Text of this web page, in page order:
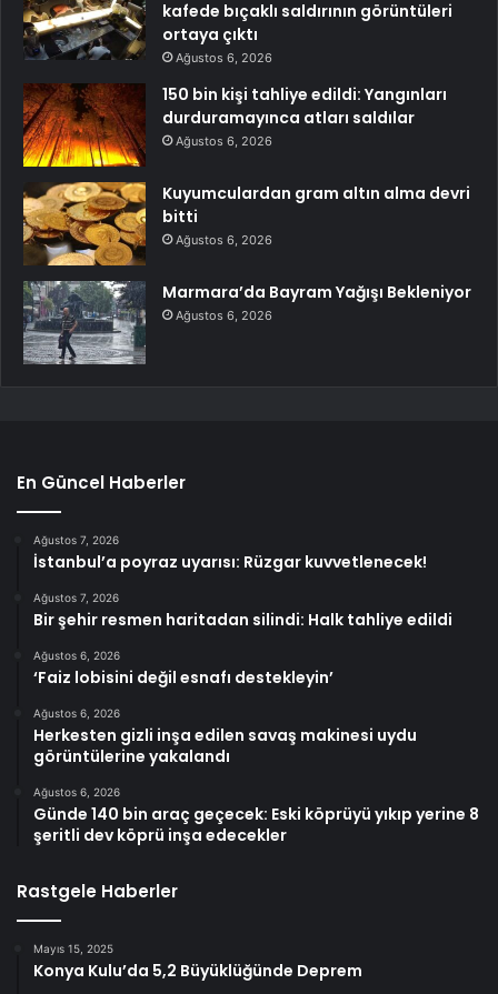
kafede bıçaklı saldırının görüntüleri
ortaya çıktı
Ağustos 6, 2026
150 bin kişi tahliye edildi: Yangınları
durduramayınca atları saldılar
Ağustos 6, 2026
Kuyumculardan gram altın alma devri
bitti
Ağustos 6, 2026
Marmara’da Bayram Yağışı Bekleniyor
Ağustos 6, 2026
En Güncel Haberler
Ağustos 7, 2026
İstanbul’a poyraz uyarısı: Rüzgar kuvvetlenecek!
Ağustos 7, 2026
Bir şehir resmen haritadan silindi: Halk tahliye edildi
Ağustos 6, 2026
‘Faiz lobisini değil esnafı destekleyin’
Ağustos 6, 2026
Herkesten gizli inşa edilen savaş makinesi uydu
görüntülerine yakalandı
Ağustos 6, 2026
Günde 140 bin araç geçecek: Eski köprüyü yıkıp yerine 8
şeritli dev köprü inşa edecekler
Rastgele Haberler
Mayıs 15, 2025
Konya Kulu’da 5,2 Büyüklüğünde Deprem